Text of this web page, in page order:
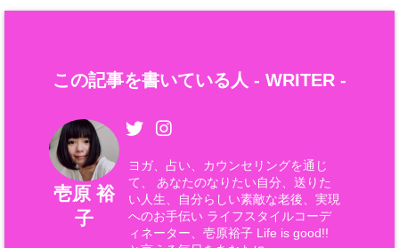
この記事を書いている人 - WRITER -
壱原 裕
子
ヨガ、占い、カウンセリングを通じ
て、 あなたのなりたい自分、送りた
い人生、自分らしい素敵な老後、実現
へのお手伝い ライフスタイルコーデ
ィネーター、壱原裕子 Life is good!!